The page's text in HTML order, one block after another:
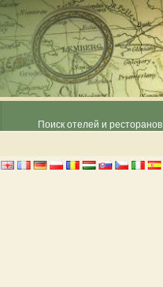
Поиск отелей и ресторанов